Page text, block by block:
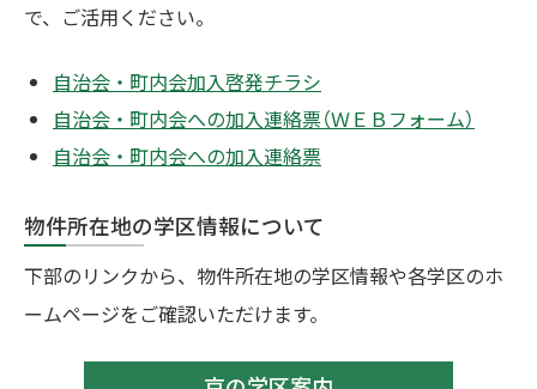
で、ご活用ください。
自治会・町内会加入啓発チラシ
自治会・町内会への加入連絡票（ＷＥＢフォーム）
自治会・町内会への加入連絡票
物件所在地の学区情報について
下部のリンクから、物件所在地の学区情報や各学区のホ
ームページをご確認いただけます。